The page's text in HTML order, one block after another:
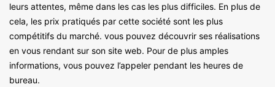
leurs attentes, même dans les cas les plus difficiles. En plus de
cela, les prix pratiqués par cette société sont les plus
compétitifs du marché. vous pouvez découvrir ses réalisations
en vous rendant sur son site web. Pour de plus amples
informations, vous pouvez l’appeler pendant les heures de
bureau.